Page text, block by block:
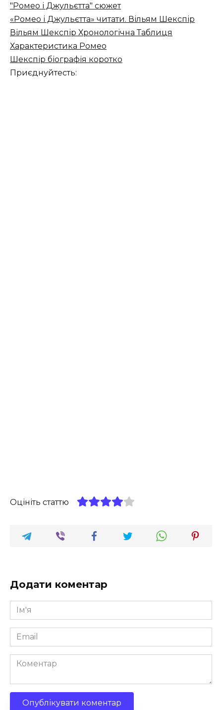
"Ромео і Джульєтта" сюжет
«Ромео і Джульєтта» читати. Вільям Шекспір
Вільям Шекспір ​​Хронологічна Таблиця
Характеристика Ромео
Шекспір біографія коротко
Приєднуйтесть:
Оцініть статтю
Додати коментар
Ім'я
*
Email
*
Коментар